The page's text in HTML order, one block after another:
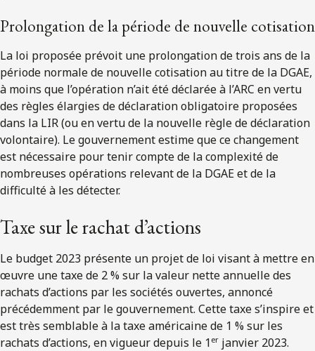
Prolongation de la période de nouvelle cotisation
La loi proposée prévoit une prolongation de trois ans de la
période normale de nouvelle cotisation au titre de la DGAE,
à moins que l’opération n’ait été déclarée à l’ARC en vertu
des règles élargies de déclaration obligatoire proposées
dans la LIR (ou en vertu de la nouvelle règle de déclaration
volontaire). Le gouvernement estime que ce changement
est nécessaire pour tenir compte de la complexité de
nombreuses opérations relevant de la DGAE et de la
difficulté à les détecter.
Taxe sur le rachat d’actions
Le budget 2023 présente un projet de loi visant à mettre en
œuvre une taxe de 2 % sur la valeur nette annuelle des
rachats d’actions par les sociétés ouvertes, annoncé
précédemment par le gouvernement. Cette taxe s’inspire et
est très semblable à la taxe américaine de 1 % sur les
rachats d’actions, en vigueur depuis le 1 er janvier 2023.